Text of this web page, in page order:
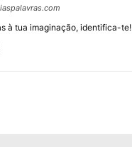
à tua imaginação, identifica-te!